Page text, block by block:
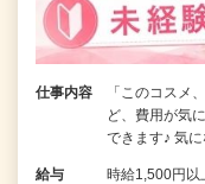
仕事内容
「このコスメ
ど、費用が気
できます♪ 気
給与
時給1,500円以